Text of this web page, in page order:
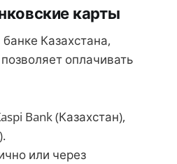
карты
Казахстана,
оплачивать
Bank (Казахстан),
или через